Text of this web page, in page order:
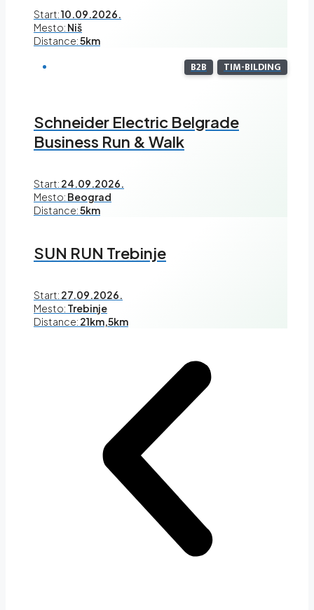
Start:10.09.2026.
Mesto: Niš
Distance:5km
B2B TIM-BILDING
Schneider Electric Belgrade
Business Run & Walk
Start: 24.09.2026.
Mesto: Beograd
Distance:5km
SUN RUN Trebinje
Start: 27.09.2026.
Mesto: Trebinje
Distance: 21km,5km